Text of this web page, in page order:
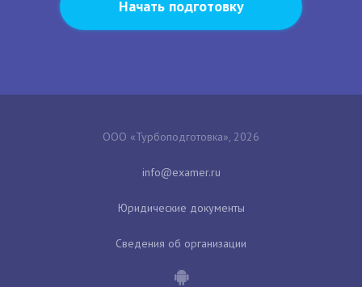
Начать подготовку
ООО «Турбоподготовка», 2026
Юридические документы
Сведения об организации